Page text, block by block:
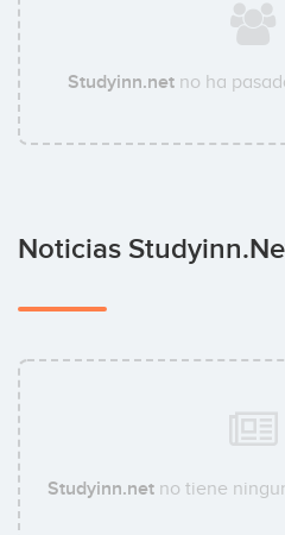
Studyinn.net no ha
Noticias
Studyinn.net no tiene